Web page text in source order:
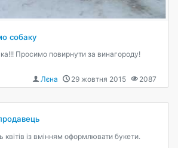
собаку
Просимо повирнути за винагороду!
2087
29 жовтня 2015
Лєна
квітів із вмінням оформлювати букети.